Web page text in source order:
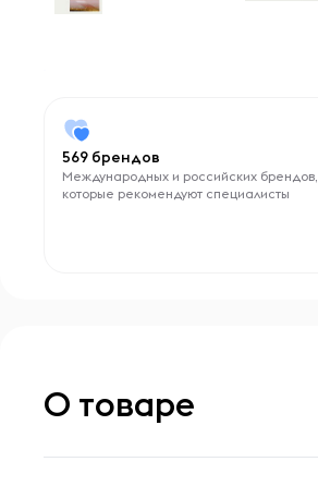
569 брендов
Международных и российских брендов,
которые рекомендуют специалисты
О товаре